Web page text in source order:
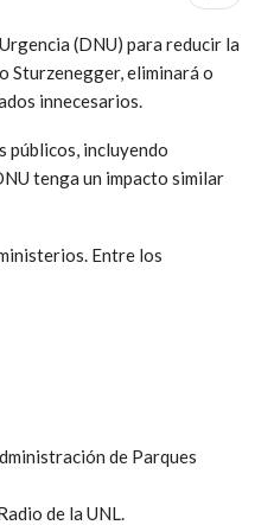
(DNU) para reducir la
Sturzenegger, eliminará o
innecesarios.
públicos, incluyendo
tenga un impacto similar
Entre los
de Parques
de la UNL.